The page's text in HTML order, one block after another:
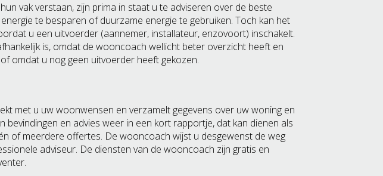
vak verstaan, zijn prima in staat u te adviseren over de beste
te besparen of duurzame energie te gebruiken. Toch kan het
u een uitvoerder (aannemer, installateur, enzovoort) inschakelt.
is, omdat de wooncoach wellicht beter overzicht heeft en
omdat u nog geen uitvoerder heeft gekozen.
met u uw woonwensen en verzamelt gegevens over uw woning en
bevindingen en advies weer in een kort rapportje, dat kan dienen als
of meerdere offertes. De wooncoach wijst u desgewenst de weg
adviseur. De diensten van de wooncoach zijn gratis en